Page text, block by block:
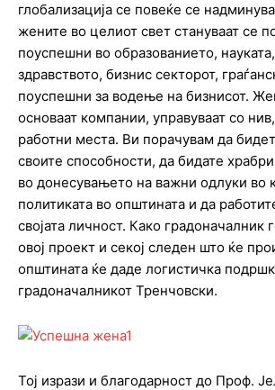
глобализација се повеќе се
жените во целиот свет стануваат се
поуспешни во образованието, науката,
здравството, бизнис секторот,
поуспешни за водење на бизнисот.
основаат компании, управуваат со
работни места. Ви порачувам да
своите способности, да бидате
во донесувањето на важни одлуки во
политиката во општината и да
својата личност. Како градоначалник
овој проект и секој следен што ќе
општината ќе даде логистичка
градоначалникот Тренчовски.
Тој изрази и благодарност до Проф.